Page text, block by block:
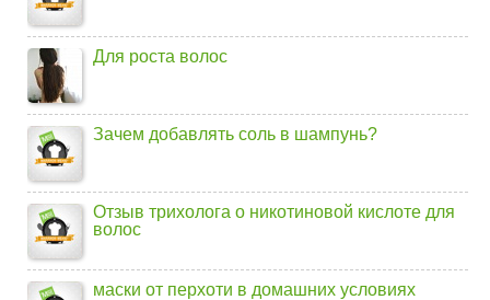
Для роста волос
Зачем добавлять соль в шампунь?
Отзыв трихолога о никотиновой кислоте для
волос
маски от перхоти в домашних условиях